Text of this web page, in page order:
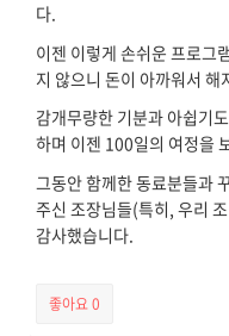
다.
이젠 이렇게 손쉬운 프로그
지 않으니 돈이 아까워서
감개무량한 기분과 아쉽기
하며 이젠 100일의 여정을
그동안 함께한 동료분들과
주신 조장님들(특히, 우리
감사했습니다.
좋아요0